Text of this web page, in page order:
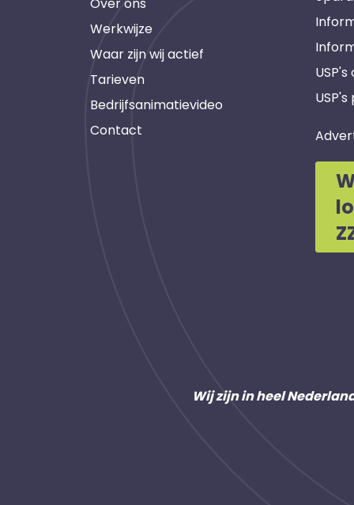
Werkwijze
Waar zijn wij actief
Tarieven
Bedrijfsanimatievideo
Contact
Wij zijn in heel